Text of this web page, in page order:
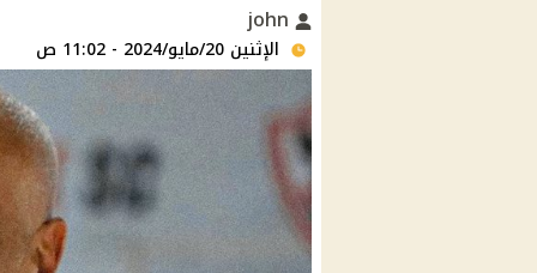
الإثنين 20/مايو/2024 - 11:02 ص